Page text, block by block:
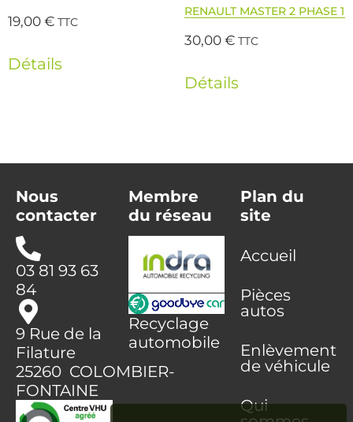
19,00€ TTC
Détails
RENAULT MASTER 2 PHASE 1
30,00€ TTC
Détails
Nous
contacter
03 81 93 63
84
9 Rue de la
Filature
25260 COLOMBIER-
FONTAINE
Membre
du réseau
Recyclage
automobile
Plan du
site
Accueil
Pièces
autos
Enlèvement
de véhicule
Qui